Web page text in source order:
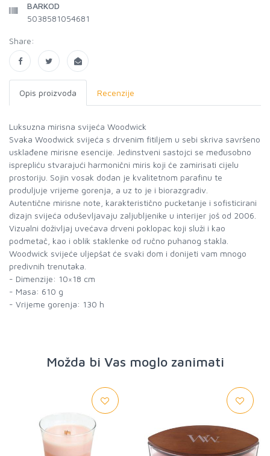
BARKOD
5038581054681
Share:
Opis proizvoda Recenzije
Luksuzna mirisna svijeća Woodwick
Svaka Woodwick svijeća s drvenim fitiljem u sebi skriva savršeno
usklađene mirisne esencije. Jedinstveni sastojci se međusobno
isprepliću stvarajući harmonični miris koji će zamirisati cijelu
prostoriju. Sojin vosak dodan je kvalitetnom parafinu te
produljuje vrijeme gorenja, a uz to je i biorazgradiv.
Autentične mirisne note, karakteristično pucketanje i sofisticirani
dizajn svijeća oduševljavaju zaljubljenike u interijer još od 2006.
Vizualni doživljaj uvećava drveni poklopac koji služi i kao
podmetač, kao i oblik staklenke od ručno puhanog stakla.
Woodwick svijeće uljepšat će svaki dom i donijeti vam mnogo
predivnih trenutaka.
- Dimenzije: 10×18 cm
- Masa: 610 g
- Vrijeme gorenja: 130 h
Možda bi Vas moglo zanimati